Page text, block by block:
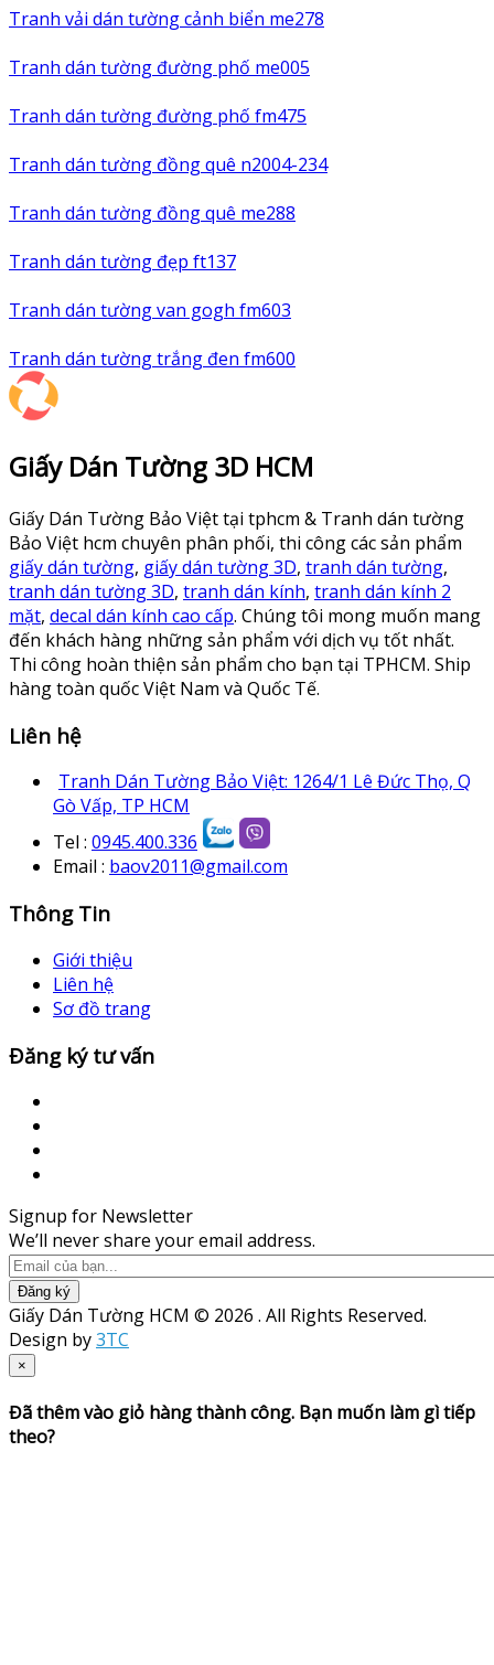
Tranh vải dán tường cảnh biển me278
Tranh dán tường đường phố me005
Tranh dán tường đường phố fm475
Tranh dán tường đồng quê n2004-234
Tranh dán tường đồng quê me288
Tranh dán tường đẹp ft137
Tranh dán tường van gogh fm603
Tranh dán tường trắng đen fm600
Giấy Dán Tường 3D HCM
Giấy Dán Tường Bảo Việt tại tphcm & Tranh dán tường
Bảo Việt hcm chuyên phân phối, thi công các sản phẩm
giấy dán tường, giấy dán tường 3D, tranh dán tường,
tranh dán tường 3D, tranh dán kính, tranh dán kính 2
mặt, decal dán kính cao cấp. Chúng tôi mong muốn mang
đến khách hàng những sản phẩm với dịch vụ tốt nhất.
Thi công hoàn thiện sản phẩm cho bạn tại TPHCM. Ship
hàng toàn quốc Việt Nam và Quốc Tế.
Liên hệ
Tranh Dán Tường Bảo Việt: 1264/1 Lê Đức Thọ, Q
Gò Vấp, TP HCM
Tel : 0945.400.336
Email : baov2011@gmail.com
Thông Tin
Giới thiệu
Liên hệ
Sơ đồ trang
Đăng ký tư vấn
Signup for Newsletter
We’ll never share your email address.
Đăng ký
Giấy Dán Tường HCM © 2026 . All Rights Reserved.
Design by3TC
×
Đã thêm vào giỏ hàng thành công. Bạn muốn làm gì tiếp
theo?